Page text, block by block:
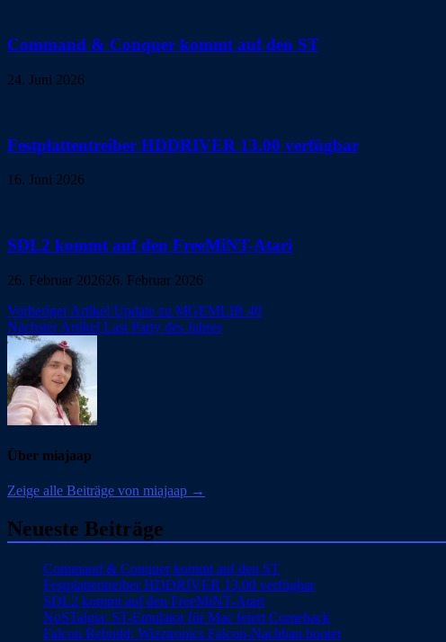
Command & Conquer kommt auf den ST
24. Juni 2026
Festplattentreiber HDDRIVER 13.00 verfügbar
16. Juni 2026
SDL2 kommt auf den FreeMiNT-Atari
26. Februar 202626. Februar 2026
Beitragsnavigation
Vorheriger Artikel Update zu MGEMLIB 40
Nächster Artikel Last Party des Jahres
Über miajaap
Zeige alle Beiträge von miajaap →
Neueste Beiträge
Command & Conquer kommt auf den ST
Festplattentreiber HDDRIVER 13.00 verfügbar
SDL2 kommt auf den FreeMiNT-Atari
NoSTalgia: ST-Emulator für Mac feiert Comeback
Falcon Rebuild: Wizztronics Falcon-Nachbau bootet